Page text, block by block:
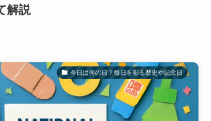
解説
今日は何の日？毎日を彩る歴史や記念日